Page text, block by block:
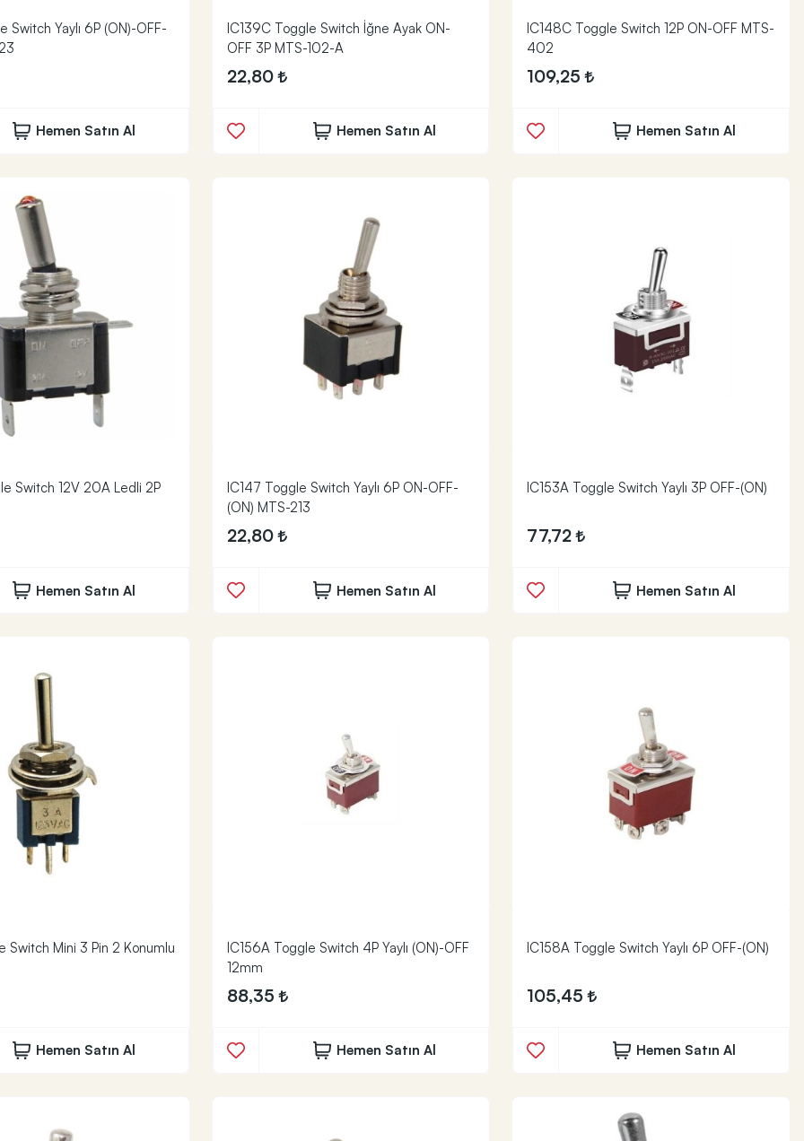
Switch Yaylı 6P (ON)-OFF-
Hemen Satın Al
IC139C Toggle Switch İğne Ayak ON-
OFF 3P MTS-102-A
22,80
Hemen Satın Al
IC148C Toggle Switch 12P ON-OFF MTS-
402
109,25
Hemen Satın Al
Switch 12V 20A Ledli 2P
Hemen Satın Al
IC147 Toggle Switch Yaylı 6P ON-OFF-
(ON) MTS-213
22,80
Hemen Satın Al
IC153A Toggle Switch Yaylı 3P OFF-(ON)
77,72
Hemen Satın Al
Switch Mini 3 Pin 2 Konumlu
Hemen Satın Al
IC156A Toggle Switch 4P Yaylı (ON)-OFF
12mm
88,35
Hemen Satın Al
IC158A Toggle Switch Yaylı 6P OFF-(ON)
105,45
Hemen Satın Al